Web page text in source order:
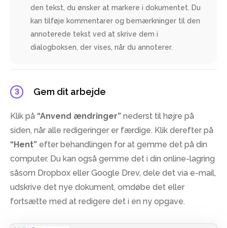
den tekst, du ønsker at markere i dokumentet. Du
kan tilføje kommentarer og bemærkninger til den
annoterede tekst ved at skrive dem i
dialogboksen, der vises, når du annoterer.
3 Gem dit arbejde
Klik på “Anvend ændringer” nederst til højre på
siden, når alle redigeringer er færdige. Klik derefter på
“Hent” efter behandlingen for at gemme det på din
computer. Du kan også gemme det i din online-lagring
såsom Dropbox eller Google Drev, dele det via e-mail,
udskrive det nye dokument, omdøbe det eller
fortsætte med at redigere det i en ny opgave.